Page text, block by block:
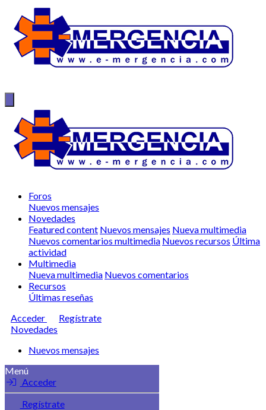
Foros
Nuevos mensajes
Novedades
Featured content Nuevos mensajes Nueva multimedia
Nuevos comentarios multimedia Nuevos recursos Última
actividad
Multimedia
Nueva multimedia Nuevos comentarios
Recursos
Últimas reseñas
Acceder
Regístrate
Novedades
Nuevos mensajes
Menú
Acceder
Regístrate